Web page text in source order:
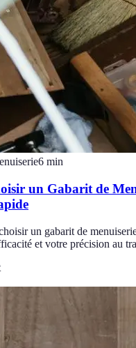
6 min
un Gabarit de
un gabarit de
et votre précision au